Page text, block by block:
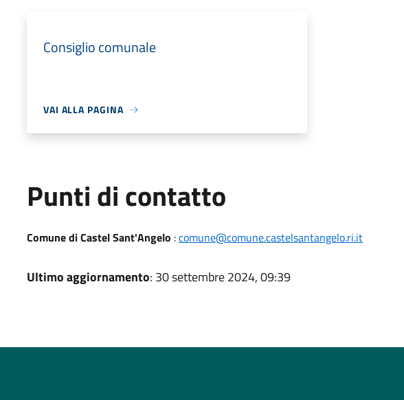
Consiglio comunale
VAI ALLA PAGINA
Punti di contatto
Comune di Castel Sant'Angelo :comune@comune.castelsantangelo.ri.it
Ultimo aggiornamento: 30 settembre 2024, 09:39